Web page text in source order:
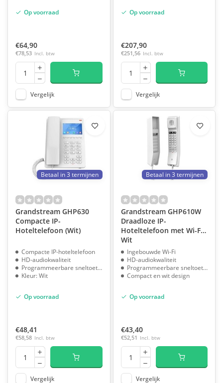
Op voorraad
€64,90
€78,53 Incl. btw
Vergelijk
Op voorraad
€207,90
€251,56 Incl. btw
Vergelijk
Betaal in 3 termijnen
Grandstream GHP630
Compacte IP-
Hoteltelefoon (Wit)
Compacte IP-hoteltelefoon
HD-audiokwaliteit
Programmeerbare sneltoetsen
Kleur: Wit
Op voorraad
€48,41
€58,58 Incl. btw
Vergelijk
Betaal in 3 termijnen
Grandstream GHP610W
Draadloze IP-
Hoteltelefoon met Wi-Fi -
Wit
Ingebouwde Wi-Fi
HD-audiokwaliteit
Programmeerbare sneltoetsen
Compact en wit design
Op voorraad
€43,40
€52,51 Incl. btw
Vergelijk